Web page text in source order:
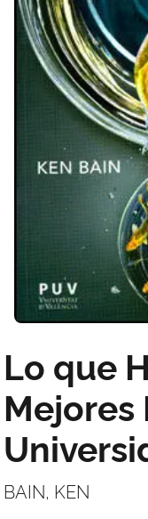
Lo que
Mejores
BAIN, KEN